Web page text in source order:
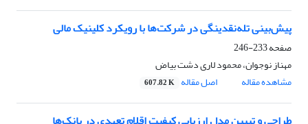
پیش‌بینی تله‌نقدینگی در شرکت‌ها با رویکرد کلینیک مالی
صفحه233-246
مهناز نوجوان، محمود لاری دشت بیاض
مشاهده مقاله
اصل مقاله 607.82 K